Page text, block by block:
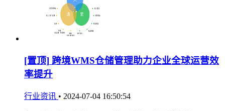
[置顶] 跨境WMS仓储管理助力企业全球运营效
率提升
行业资讯 • 2024-07-04 16:50:54